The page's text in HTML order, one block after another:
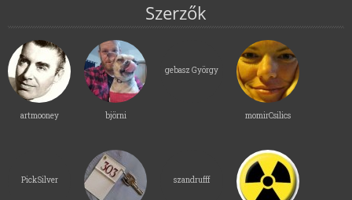
Szerzők
artmooney björni
gebasz György
momirCsilics
PickSilver szandrufff